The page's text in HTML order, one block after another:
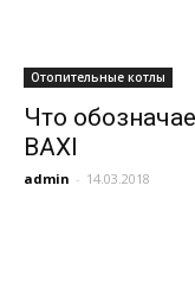
Отопительные котлы
Что
BAXI
admin - 14.03.2018